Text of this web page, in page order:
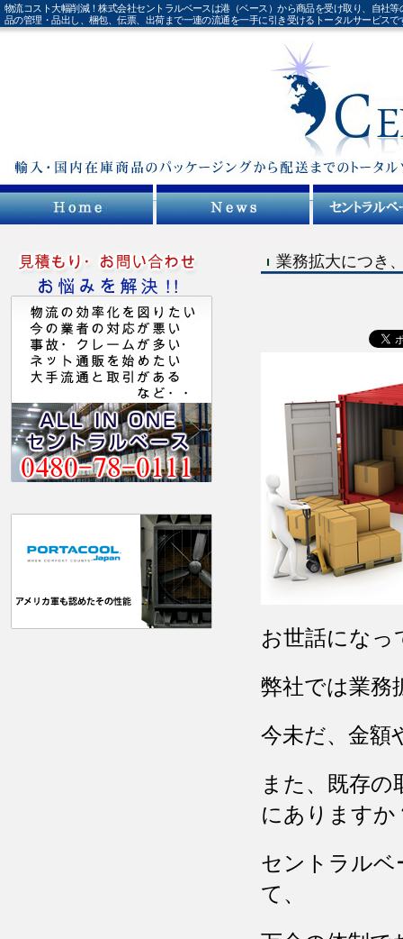
物流コスト大幅削減！株式会社セントラルベースは港（ベース）から商品を受け取り、自社
品の管理・品出し、梱包、伝票、出荷まで一連の流通を一手に引き受けるトータルサービスで
業務拡大につき
お世話にな
弊社では業務
今未だ、金額
また、既存
にありますか
セントラルベ
て、